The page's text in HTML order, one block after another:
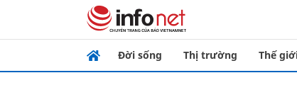
Đời sống Thị trường Thế